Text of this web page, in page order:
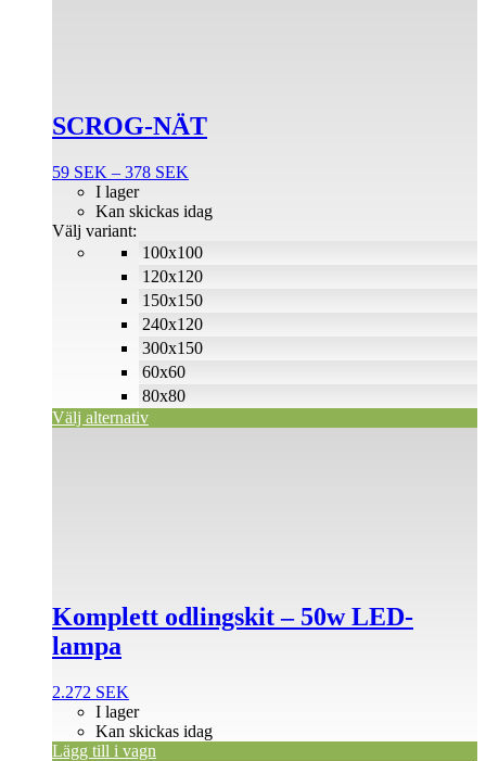
SCROG-NÄT
59 SEK – 378 SEK
till
100x100
120x120
150x150
240x120
300x150
60x60
80x80
I lager
Kan skickas idag
Välj variant:
Välj alternativ
kan
väljas
produktsidan
Komplett odlingskit – 50w LED-
lampa
2.272 SEK
I lager
Kan skickas idag
Lägg till i vagn